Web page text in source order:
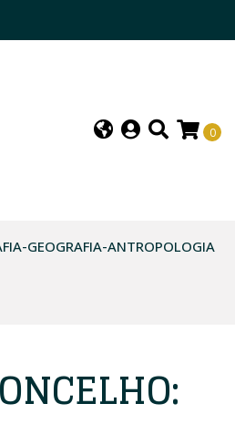
0
GEOGRAFIA-ANTROPOLOGIA